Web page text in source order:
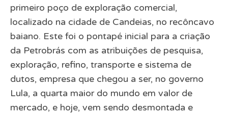
primeiro poço de exploração comercial,
localizado na cidade de Candeias, no recôncavo
baiano. Este foi o pontapé inicial para a criação
da Petrobrás com as atribuições de pesquisa,
exploração, refino, transporte e sistema de
dutos, empresa que chegou a ser, no governo
Lula, a quarta maior do mundo em valor de
mercado, e hoje, vem sendo desmontada e